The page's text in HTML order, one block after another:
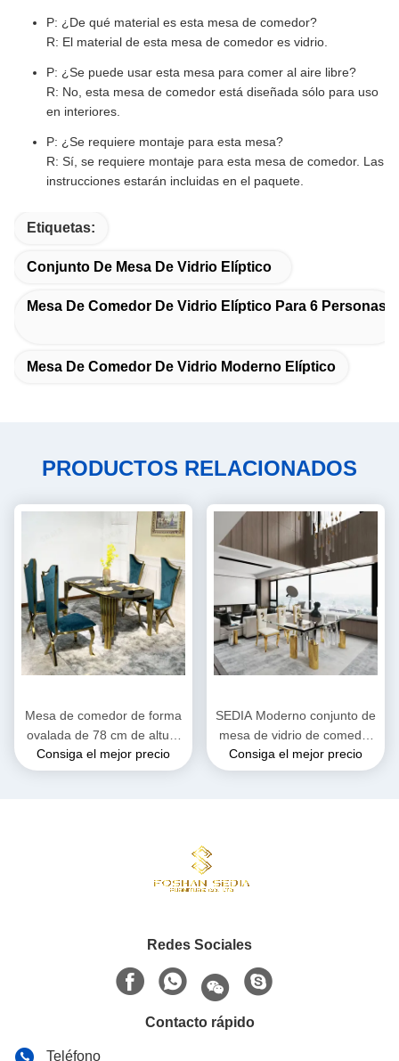
P: ¿De qué material es esta mesa de comedor?
R: El material de esta mesa de comedor es vidrio.
P: ¿Se puede usar esta mesa para comer al aire libre?
R: No, esta mesa de comedor está diseñada sólo para uso
en interiores.
P: ¿Se requiere montaje para esta mesa?
R: Sí, se requiere montaje para esta mesa de comedor. Las
instrucciones estarán incluidas en el paquete.
Etiquetas:
Conjunto De Mesa De Vidrio Elíptico
Mesa De Comedor De Vidrio Elíptico Para 6 Personas
Mesa De Comedor De Vidrio Moderno Elíptico
PRODUCTOS RELACIONADOS
Mesa de comedor de forma
ovalada de 78 cm de altura
con techo de vidrio de color
personalizado
Consiga el mejor precio
SEDIA Moderno conjunto de
mesa de vidrio de comedor
para 6 formas elípticas
Consiga el mejor precio
Redes Sociales
Contacto rápido
Teléfono